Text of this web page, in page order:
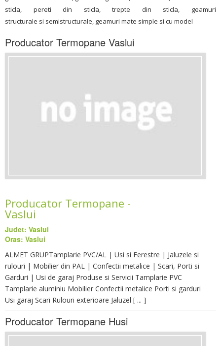
sticla, pereti din sticla, trepte din sticla, geamuri
structurale si semistructurale, geamuri mate simple si cu model
Producator Termopane Vaslui
Producator Termopane -
Vaslui
Judet: Vaslui
Oras: Vaslui
ALMET GRUPTamplarie PVC/AL | Usi si Ferestre | Jaluzele si
rulouri | Mobilier din PAL | Confectii metalice | Scari, Porti si
Garduri | Usi de garaj Produse si Servicii Tamplarie PVC
Tamplarie aluminiu Mobilier Confectii metalice Porti si garduri
Usi garaj Scari Rulouri exterioare Jaluzel [ ... ]
Producator Termopane Husi